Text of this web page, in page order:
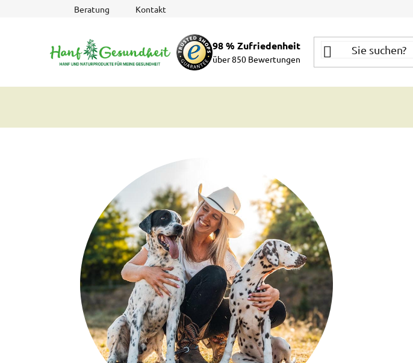
Beratung Kontakt
98 % Zufriedenheit
über 850 Bewertungen